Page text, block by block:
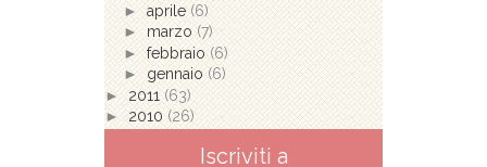
► aprile (6)
► marzo (7)
► febbraio (6)
► gennaio (6)
► 2011 (63)
► 2010 (26)
Iscriviti a